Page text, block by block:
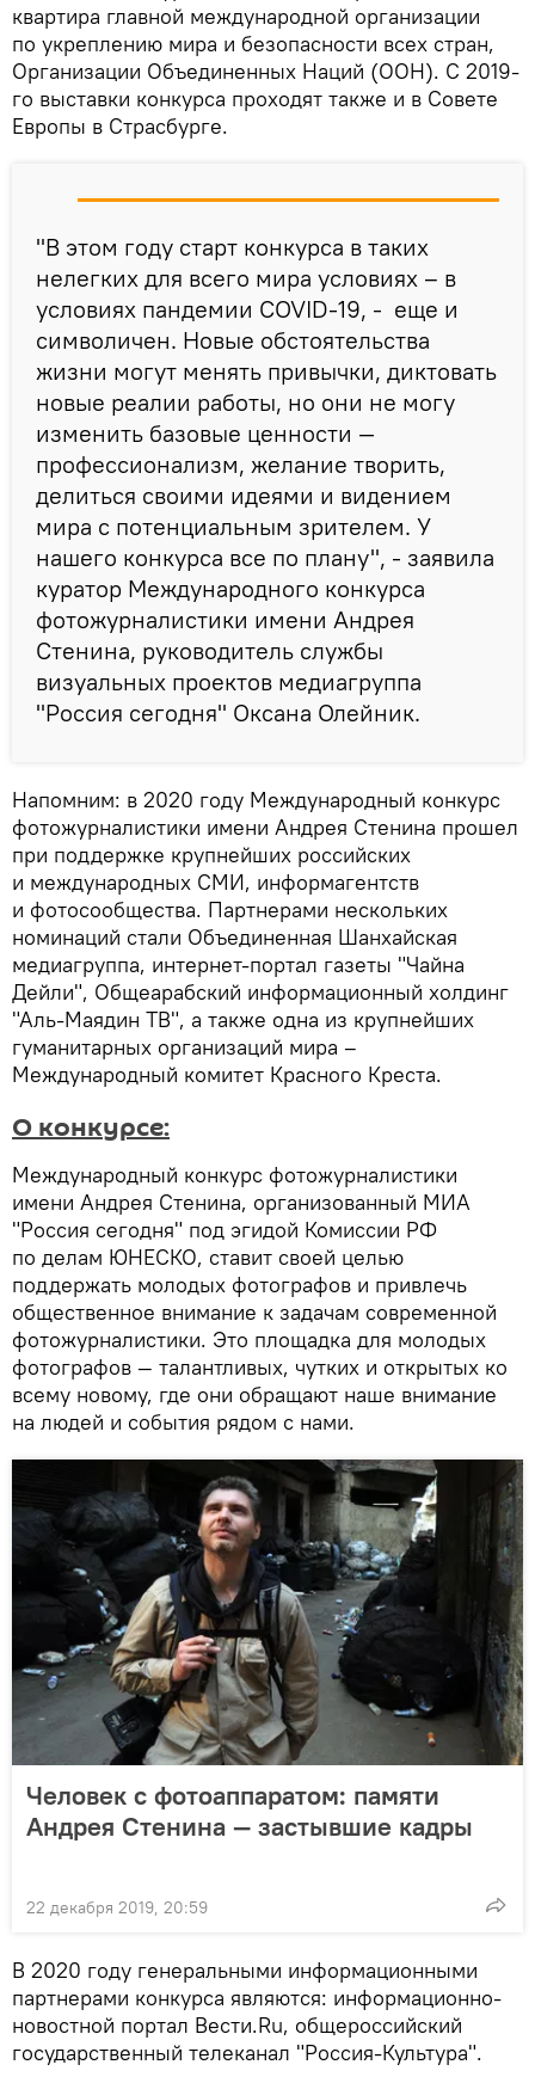
квартира главной международной организации
по укреплению мира и безопасности всех стран,
Организации Объединенных Наций (ООН). С 2019-
го выставки конкурса проходят также и в Совете
Европы в Страсбурге.
"В этом году старт конкурса в таких
нелегких для всего мира условиях – в
условиях пандемии COVID-19, - еще и
символичен. Новые обстоятельства
жизни могут менять привычки, диктовать
новые реалии работы, но они не могу
изменить базовые ценности —
профессионализм, желание творить,
делиться своими идеями и видением
мира с потенциальным зрителем. У
нашего конкурса все по плану", - заявила
куратор Международного конкурса
фотожурналистики имени Андрея
Стенина, руководитель службы
визуальных проектов медиагруппа
"Россия сегодня" Оксана Олейник.
Напомним: в 2020 году Международный конкурс
фотожурналистики имени Андрея Стенина прошел
при поддержке крупнейших российских
и международных СМИ, информагентств
и фотосообщества. Партнерами нескольких
номинаций стали Объединенная Шанхайская
медиагруппа, интернет-портал газеты "Чайна
Дейли", Общеарабский информационный холдинг
"Аль-Маядин ТВ", а также одна из крупнейших
гуманитарных организаций мира –
Международный комитет Красного Креста.
О конкурсе:
Международный конкурс фотожурналистики
имени Андрея Стенина, организованный МИА
"Россия сегодня" под эгидой Комиссии РФ
по делам ЮНЕСКО, ставит своей целью
поддержать молодых фотографов и привлечь
общественное внимание к задачам современной
фотожурналистики. Это площадка для молодых
фотографов — талантливых, чутких и открытых ко
всему новому, где они обращают наше внимание
на людей и события рядом с нами.
Человек с фотоаппаратом: памяти
Андрея Стенина — застывшие кадры
22 декабря 2019, 20:59
В 2020 году генеральными информационными
партнерами конкурса являются: информационно-
новостной портал Вести.Ru, общероссийский
государственный телеканал "Россия-Культура".